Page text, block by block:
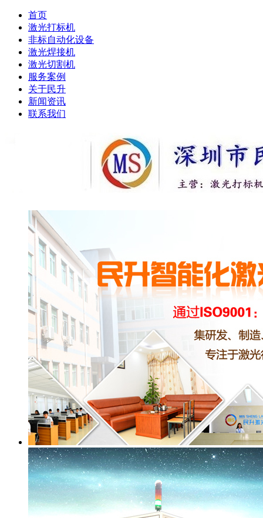
首页
激光打标机
非标自动化设备
激光焊接机
激光切割机
服务案例
关于民升
新闻资讯
联系我们